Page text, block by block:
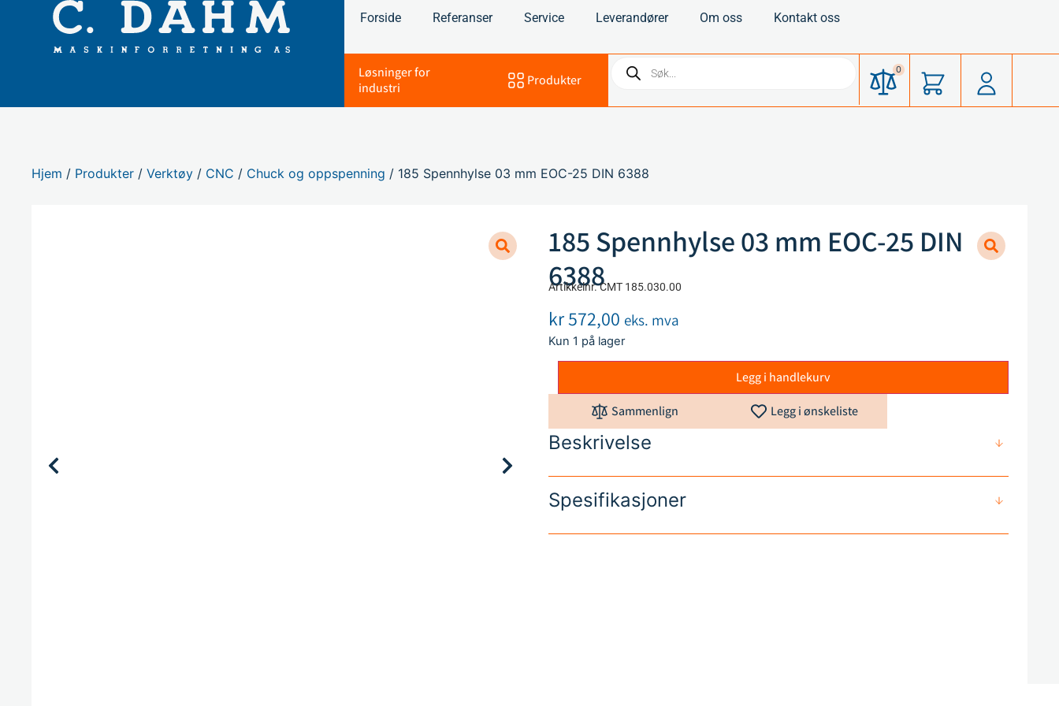
Forside Referanser Service Leverandører Om oss Kontakt oss
Løsninger for
industri
Produkter
0
Hjem / Produkter /Verktøy / CNC / Chuck og oppspenning / 185 Spennhylse 03 mm EOC-25 DIN 6388
185 Spennhylse 03 mm EOC-25 DIN
6388
Artikkelnr. CMT 185.030.00
kr572,00 eks. mva
Kun 1 på lager
Legg i handlekurv
Sammenlign Legg i ønskeliste
Beskrivelse
Spesifikasjoner